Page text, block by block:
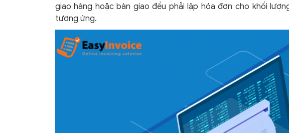
giao hàng hoặc bàn giao đều phải lập hóa đơn cho khối
tương ứng.